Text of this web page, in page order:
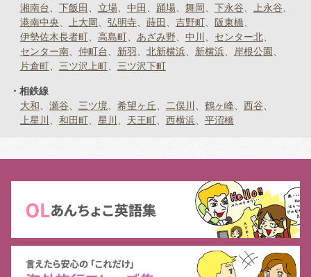
湘南台
下飯田 立場 中田 踊場 舞岡 下永谷
上永谷
港南中央
上大岡 弘明寺 蒔田 吉野町
阪東橋
伊勢佐木長者町
高島町 あざみ野 中川
センター北
センター南
仲町台 新羽 北新横浜 新横浜
岸根公園
片倉町
三ツ沢上町 三ツ沢下町
相鉄線
大和
瀬谷 三ツ境 希望ヶ丘 二俣川 鶴ヶ峰
西谷
上星川
和田町 星川 天王町 西横浜 平沼橋